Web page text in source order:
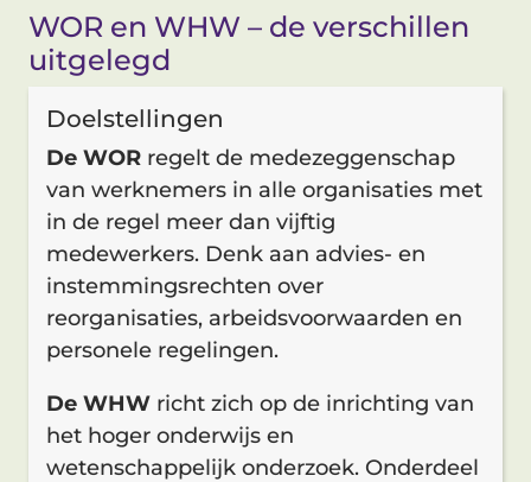
WOR en WHW – de verschillen
uitgelegd
Doelstellingen
De WOR regelt de medezeggenschap
van werknemers in alle organisaties met
in de regel meer dan vijftig
medewerkers. Denk aan advies- en
instemmingsrechten over
reorganisaties, arbeidsvoorwaarden en
personele regelingen.
De WHW richt zich op de inrichting van
het hoger onderwijs en
wetenschappelijk onderzoek. Onderdeel